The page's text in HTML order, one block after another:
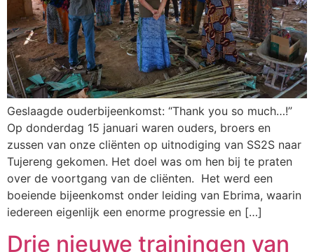
Geslaagde ouderbijeenkomst: “Thank you so much…!”
Op donderdag 15 januari waren ouders, broers en
zussen van onze cliënten op uitnodiging van SS2S naar
Tujereng gekomen. Het doel was om hen bij te praten
over de voortgang van de cliënten. Het werd een
boeiende bijeenkomst onder leiding van Ebrima, waarin
iedereen eigenlijk een enorme progressie en […]
Drie nieuwe trainingen van